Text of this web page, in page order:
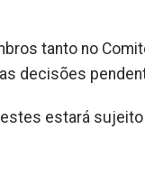
tanto no
decisões
estará sujeito